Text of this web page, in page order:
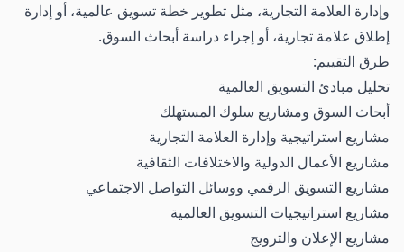
وإدارة العلامة التجارية، مثل تطوير خطة تسويق عالمية، أو إدارة
إطلاق علامة تجارية، أو إجراء دراسة أبحاث السوق.
طرق التقييم:
تحليل مبادئ التسويق العالمية
أبحاث السوق ومشاريع سلوك المستهلك
مشاريع استراتيجية وإدارة العلامة التجارية
مشاريع الأعمال الدولية والاختلافات الثقافية
مشاريع التسويق الرقمي ووسائل التواصل الاجتماعي
مشاريع استراتيجيات التسويق العالمية
مشاريع الإعلان والترويج